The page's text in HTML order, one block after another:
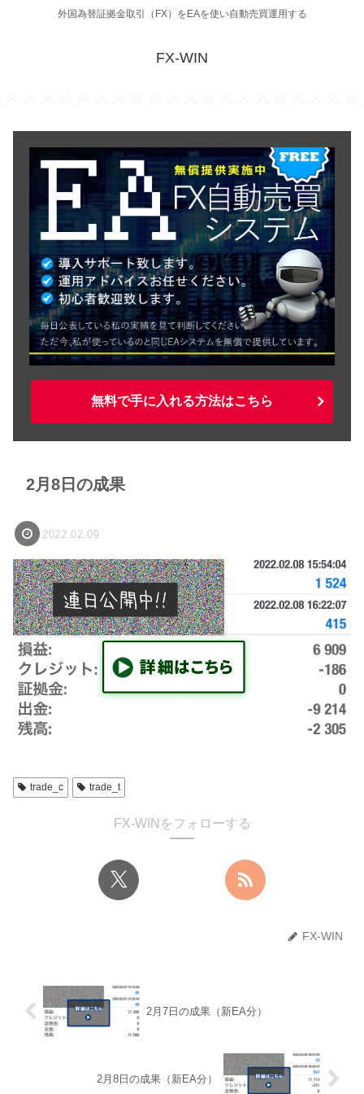
外国為替証拠金取引（FX）をEAを使い自動売買運用する
FX-WIN
無料で手に入れる方法はこちら
2月8日の成果
2022.02.09
trade_c trade_t
FX-WINをフォローする
FX-WIN
2月7日の成果（新EA分）
2月8日の成果（新EA分）